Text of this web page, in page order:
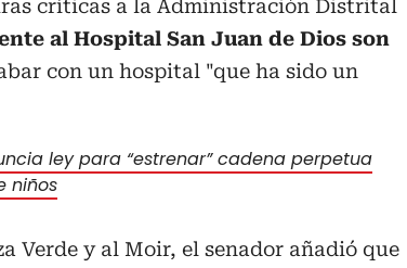
críticas a la Administración Distrital
al Hospital San Juan de Dios son
con un hospital "que ha sido un
ley para “estrenar” cadena perpetua
niños
Verde y al Moir, el senador añadió que